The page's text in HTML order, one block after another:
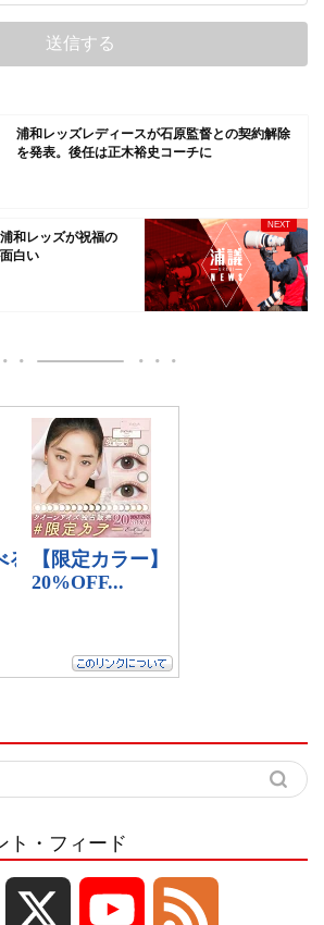
浦和レッズレディースが石原監督との契約解除
を発表。後任は正木裕史コーチに
和レッズが祝福の
白い
ト・フィード